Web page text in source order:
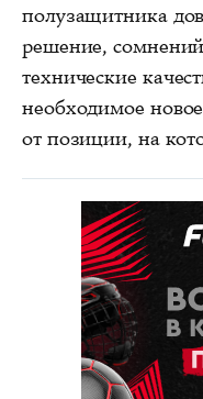
полузащитника
решение,
технические
необходимое
от позиции, на